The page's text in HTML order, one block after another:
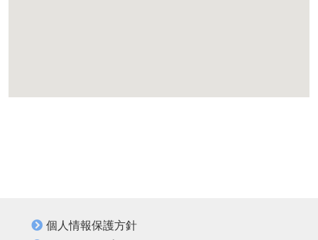
個人情報保護方針